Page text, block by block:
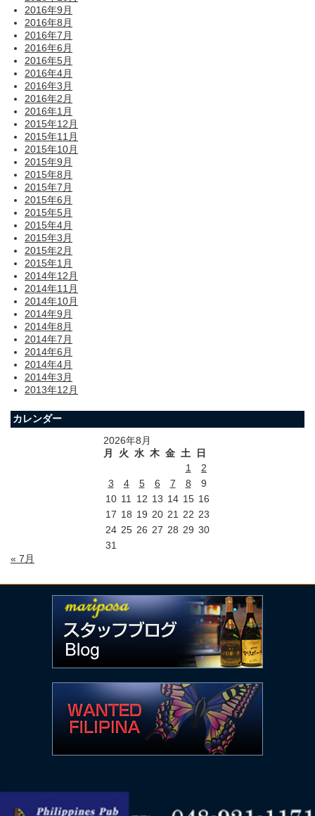
2016年9月
2016年8月
2016年7月
2016年6月
2016年5月
2016年4月
2016年3月
2016年2月
2016年1月
2015年12月
2015年11月
2015年10月
2015年9月
2015年8月
2015年7月
2015年6月
2015年5月
2015年4月
2015年3月
2015年2月
2015年1月
2014年12月
2014年11月
2014年10月
2014年9月
2014年8月
2014年7月
2014年6月
2014年4月
2014年3月
2013年12月
カレンダー
2026年8月
月
火 水 木 金 土
日
1
2
3
4 5 6 7 8
9
10 11 12 13 14 15 16
17 18 19 20 21 22 23
24 25 26 27 28 29 30
31
« 7月